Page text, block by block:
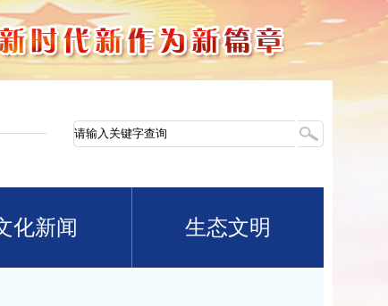
化新闻 生态文明